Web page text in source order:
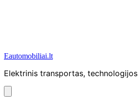
Eautomobiliai.lt
Elektrinis transportas, technologijos